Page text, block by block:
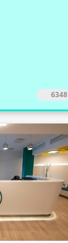
6348